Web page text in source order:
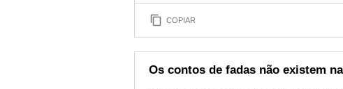
COPIAR
Os contos de fadas não existem